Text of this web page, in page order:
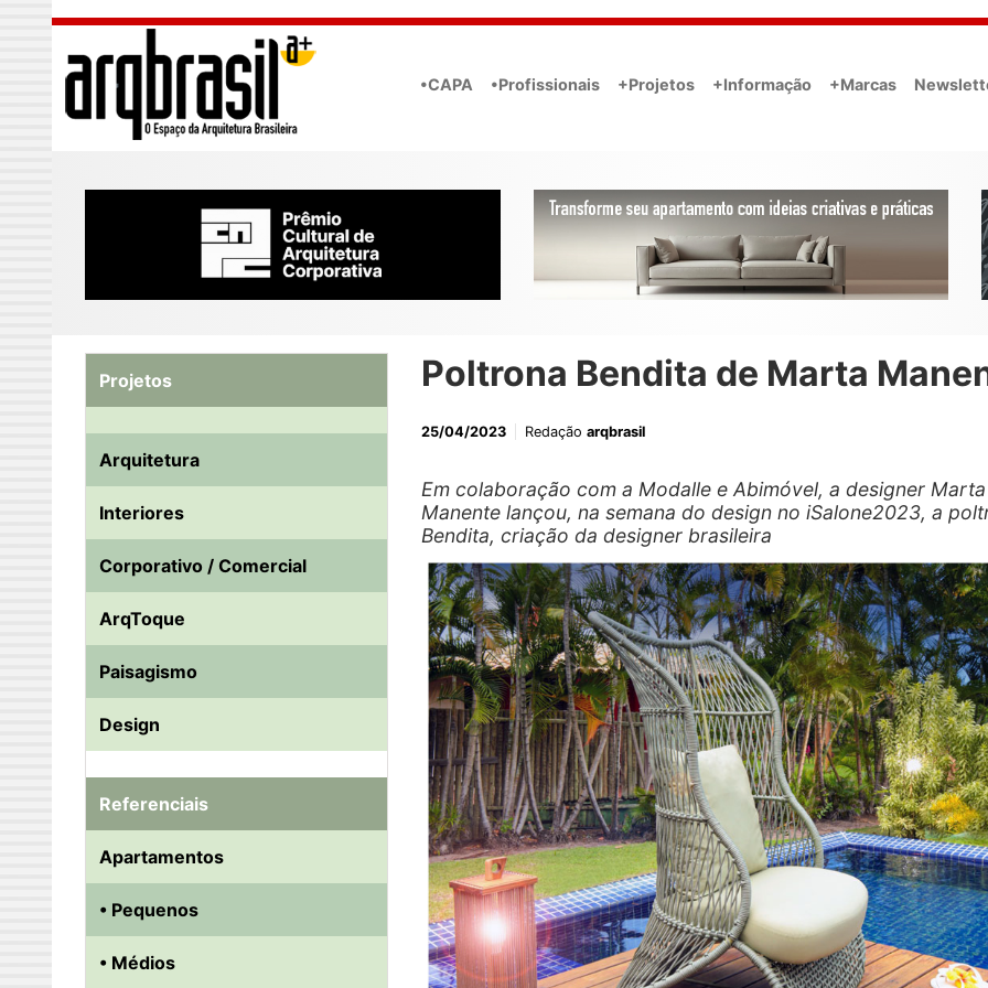
Skip to main content
•CAPA •Profissionais +Projetos +Informação +Marcas
Poltrona Bendita de Marta
25/04/2023 Redação arqbrasil
Em colaboração com a Modalle e Abimóvel, a designer Marta
Manente lançou, na semana do design no iSalone2023, a
Bendita, criação da designer brasileira
Projetos
Arquitetura
Interiores
Corporativo / Comercial
ArqToque
Paisagismo
Design
Referenciais
Apartamentos
• Pequenos
• Médios